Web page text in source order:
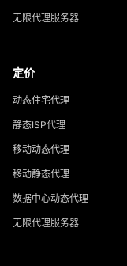
无限代理服务器
定价
动态住宅代理
静态ISP代理
移动动态代理
移动静态代理
数据中心动态代理
无限代理服务器